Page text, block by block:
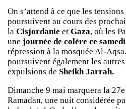
On s’attend à ce que les tensions
poursuivent au cours des
la Cisjordanie et Gaza, où les
une journée de colère ce
répression à la mosquée Al-
poursuivent également les
expulsions de Sheikh Jarrah.
Dimanche 9 mai marquera la
Ramadan, une nuit considérée